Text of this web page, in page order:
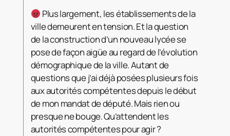
Plus largement, les établissements de la
ville demeurent en tension. Et la question
de la construction d’un nouveau lycée se
pose de façon aigüe au regard de l’évolution
démographique de la ville. Autant de
questions que j’ai déjà posées plusieurs fois
aux autorités compétentes depuis le début
de mon mandat de député. Mais rien ou
presque ne bouge. Qu’attendent les
autorités compétentes pour agir ?